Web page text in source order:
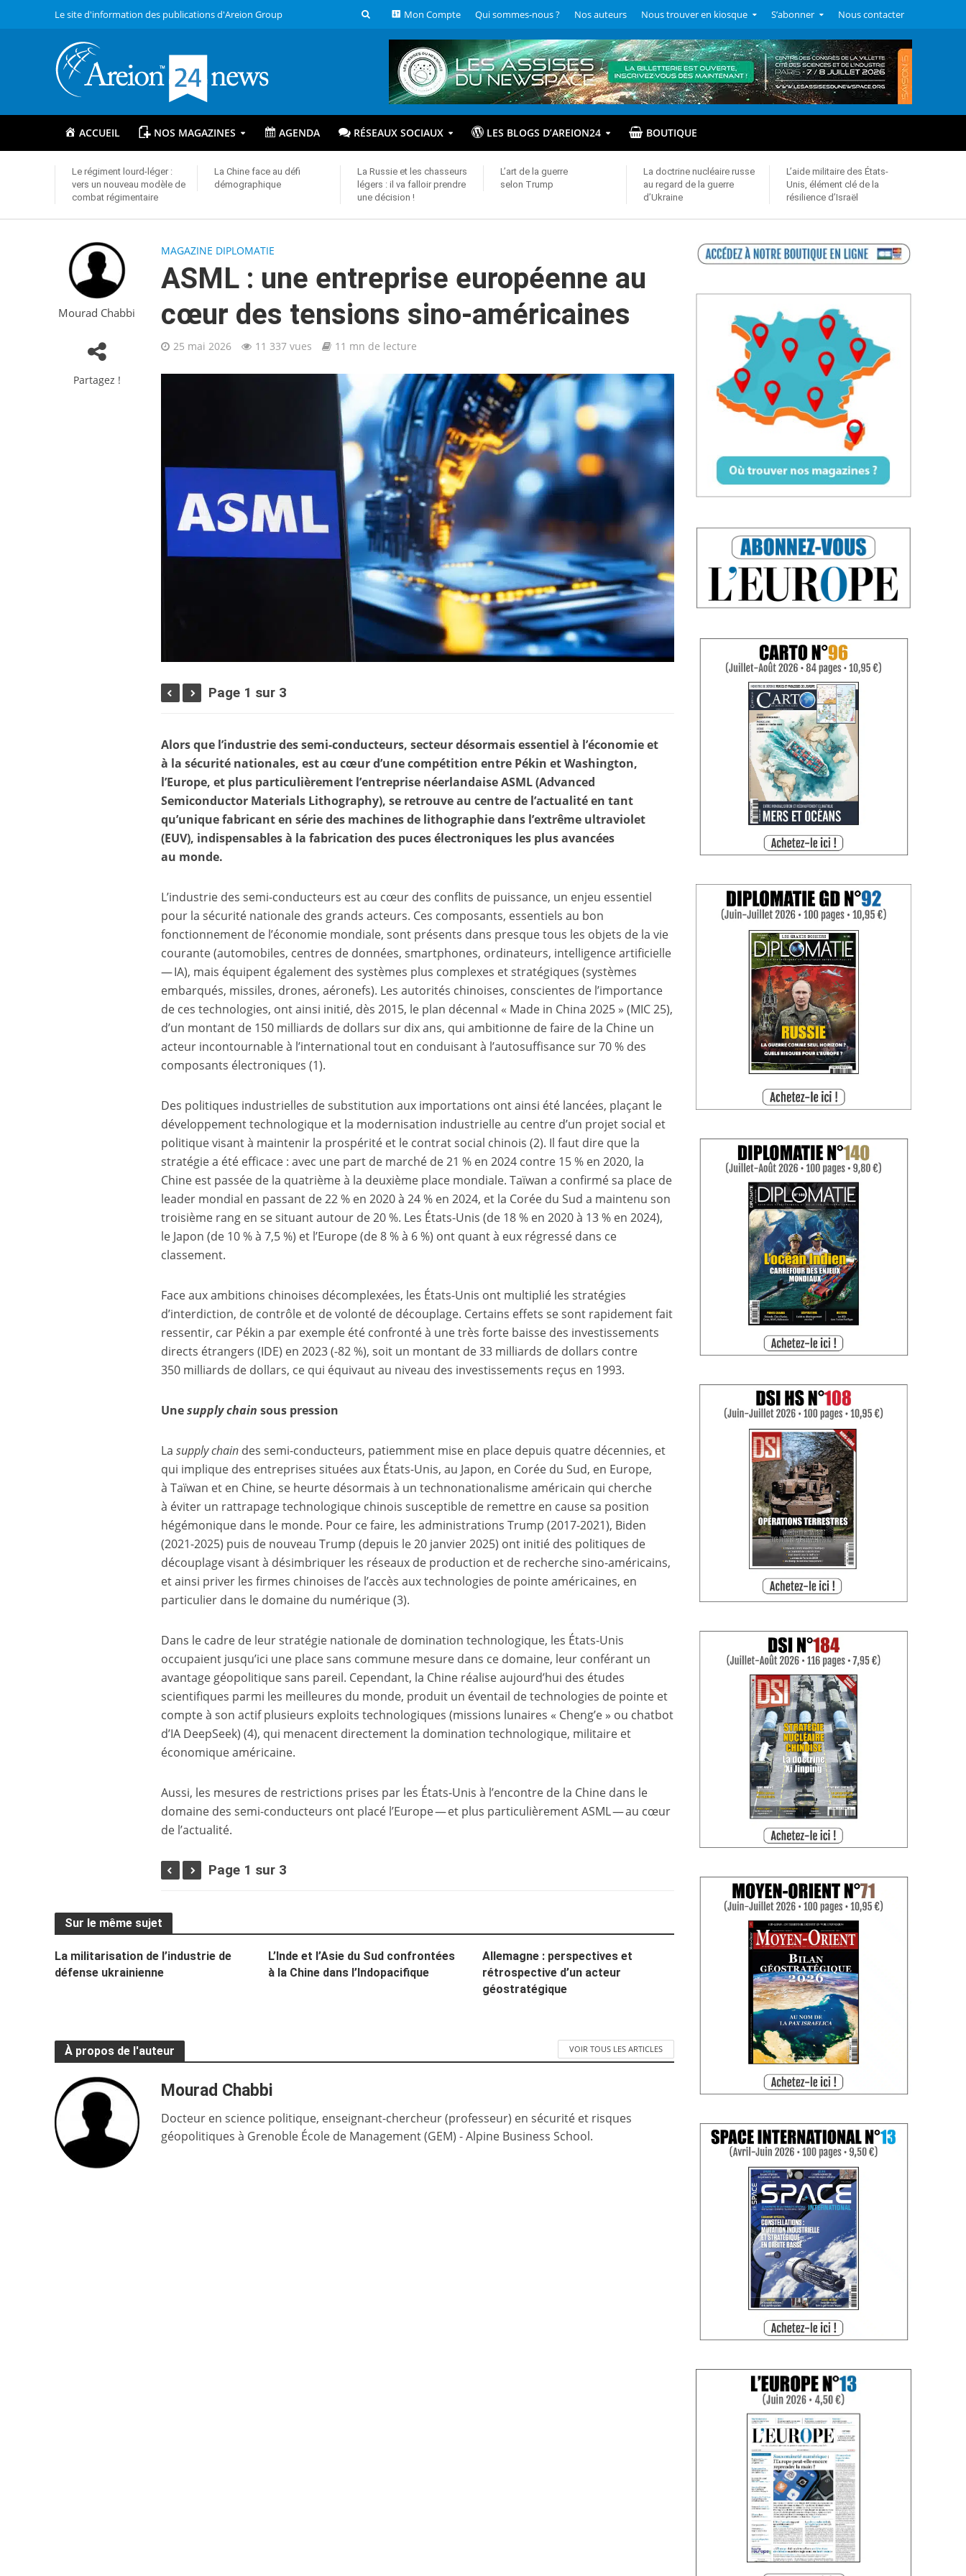
Le site d'information des publications d'Areion Group Mon Compte Qui sommes-nous ? Nos auteurs Nous trouver en kiosque S’abonner Nous contacter
ACCUEIL NOS MAGAZINES AGENDA RÉSEAUX SOCIAUX LES BLOGS D’AREION24 BOUTIQUE
Le régiment lourd-léger :
vers un nouveau modèle de
combat régimentaire
La Chine face au défi
démographique
La Russie et les chasseurs
légers : il va falloir prendre
une décision !
L’art de la guerre
selon Trump
La doctrine nucléaire russe
au regard de la guerre
d’Ukraine
L’aide militaire des États-
Unis, élément clé de la
résilience d’Israël
Mourad Chabbi
Partagez !
MAGAZINE DIPLOMATIE
ASML : une entreprise européenne au
cœur des tensions sino-américaines
25 mai 2026 11 337 vues 11 mn de lecture
Page 1 sur 3
Alors que l’industrie des semi-conducteurs, secteur désormais essentiel à l’économie et
à la sécurité nationales, est au cœur d’une compétition entre Pékin et Washington,
l’Europe, et plus particulièrement l’entreprise néerlandaise ASML (Advanced
Semiconductor Materials Lithography), se retrouve au centre de l’actualité en tant
qu’unique fabricant en série des machines de lithographie dans l’extrême ultraviolet
(EUV), indispensables à la fabrication des puces électroniques les plus avancées
au monde.
L’industrie des semi-conducteurs est au cœur des conflits de puissance, un enjeu essentiel
pour la sécurité nationale des grands acteurs. Ces composants, essentiels au bon
fonctionnement de l’économie mondiale, sont présents dans presque tous les objets de la vie
courante (automobiles, centres de données, smartphones, ordinateurs, intelligence artificielle
— IA), mais équipent également des systèmes plus complexes et stratégiques (systèmes
embarqués, missiles, drones, aéronefs). Les autorités chinoises, conscientes de l’importance
de ces technologies, ont ainsi initié, dès 2015, le plan décennal « Made in China 2025 » (MIC 25),
d’un montant de 150 milliards de dollars sur dix ans, qui ambitionne de faire de la Chine un
acteur incontournable à l’international tout en conduisant à l’autosuffisance sur 70 % des
composants électroniques(1).
Des politiques industrielles de substitution aux importations ont ainsi été lancées, plaçant le
développement technologique et la modernisation industrielle au centre d’un projet social et
politique visant à maintenir la prospérité et le contrat social chinois(2). Il faut dire que la
stratégie a été efficace : avec une part de marché de 21 % en 2024 contre 15 % en 2020, la
Chine est passée de la quatrième à la deuxième place mondiale. Taïwan a confirmé sa place de
leader mondial en passant de 22 % en 2020 à 24 % en 2024, et la Corée du Sud a maintenu son
troisième rang en se situant autour de 20 %. Les États-Unis (de 18 % en 2020 à 13 % en 2024),
le Japon (de 10 % à 7,5 %) et l’Europe (de 8 % à 6 %) ont quant à eux régressé dans ce
classement.
Face aux ambitions chinoises décomplexées, les États-Unis ont multiplié les stratégies
d’interdiction, de contrôle et de volonté de découplage. Certains effets se sont rapidement fait
ressentir, car Pékin a par exemple été confronté à une très forte baisse des investissements
directs étrangers (IDE) en 2023 (-82 %), soit un montant de 33 milliards de dollars contre
350 milliards de dollars, ce qui équivaut au niveau des investissements reçus en 1993.
Unesupply chain sous pression
Lasupply chain des semi-conducteurs, patiemment mise en place depuis quatre décennies, et
qui implique des entreprises situées aux États-Unis, au Japon, en Corée du Sud, en Europe,
à Taïwan et en Chine, se heurte désormais à un technonationalisme américain qui cherche
à éviter un rattrapage technologique chinois susceptible de remettre en cause sa position
hégémonique dans le monde. Pour ce faire, les administrations Trump (2017-2021), Biden
(2021-2025) puis de nouveau Trump (depuis le 20 janvier 2025) ont initié des politiques de
découplage visant à désimbriquer les réseaux de production et de recherche sino-américains,
et ainsi priver les firmes chinoises de l’accès aux technologies de pointe américaines, en
particulier dans le domaine du numérique(3).
Dans le cadre de leur stratégie nationale de domination technologique, les États-Unis
occupaient jusqu’ici une place sans commune mesure dans ce domaine, leur conférant un
avantage géopolitique sans pareil. Cependant, la Chine réalise aujourd’hui des études
scientifiques parmi les meilleures du monde, produit un éventail de technologies de pointe et
compte à son actif plusieurs exploits technologiques (missions lunaires « Cheng’e » ou chatbot
d’IA DeepSeek)(4), qui menacent directement la domination technologique, militaire et
économique américaine.
Aussi, les mesures de restrictions prises par les États-Unis à l’encontre de la Chine dans le
domaine des semi-conducteurs ont placé l’Europe — et plus particulièrement ASML — au cœur
de l’actualité.
Page 1 sur 3
Sur le même sujet
La militarisation de l’industrie de
défense ukrainienne
L’Inde et l’Asie du Sud confrontées
à la Chine dans l’Indopacifique
Allemagne : perspectives et
rétrospective d’un acteur
géostratégique
À propos de l'auteur VOIR TOUS LES ARTICLES
Mourad Chabbi
Docteur en science politique, enseignant-chercheur (professeur) en sécurité et risques
géopolitiques à Grenoble École de Management (GEM) - Alpine Business School.